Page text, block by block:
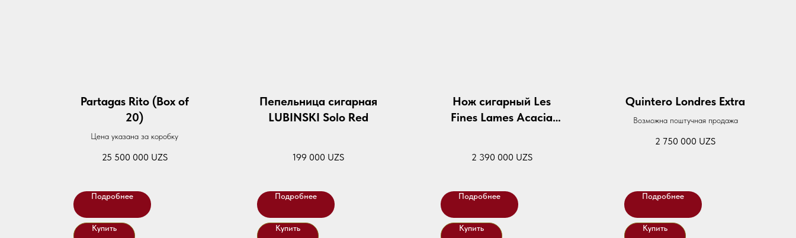
Partagas Rito (Box of
20)
Цена указана за коробку
25 500 000 UZS
Подробнее
Купить
Пепельница сигарная
LUBINSKI Solo Red
199 000 UZS
Подробнее
Купить
Нож сигарный Les
Fines Lames Acacia
2 390 000 UZS
Подробнее
Купить
Quintero Londres Extra
Возможна поштучная продажа
2 750 000 UZS
Подробнее
Купить